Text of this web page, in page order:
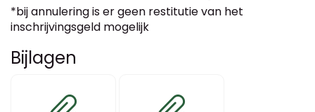
*bij annulering is er geen restitutie van het
inschrijvingsgeld mogelijk
Bijlagen